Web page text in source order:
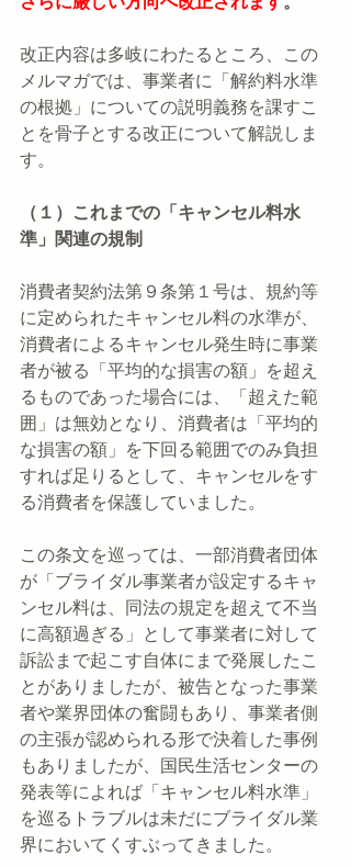
改正内容は多岐にわたるところ、この
メルマガでは、事業者に「解約料水準
の根拠」についての説明義務を課すこ
とを骨子とする改正について解説しま
す。
（１）これまでの「キャンセル料水
準」関連の規制
消費者契約法第９条第１号は、規約等
に定められたキャンセル料の水準が、
消費者によるキャンセル発生時に事業
者が被る「平均的な損害の額」を超え
るものであった場合には、「超えた範
囲」は無効となり、消費者は「平均的
な損害の額」を下回る範囲でのみ負担
すれば足りるとして、キャンセルをす
る消費者を保護していました。
この条文を巡っては、一部消費者団体
が「ブライダル事業者が設定するキャ
ンセル料は、同法の規定を超えて不当
に高額過ぎる」として事業者に対して
訴訟まで起こす自体にまで発展したこ
とがありましたが、被告となった事業
者や業界団体の奮闘もあり、事業者側
の主張が認められる形で決着した事例
もありましたが、国民生活センターの
発表等によれば「キャンセル料水準」
を巡るトラブルは未だにブライダル業
界においてくすぶってきました。